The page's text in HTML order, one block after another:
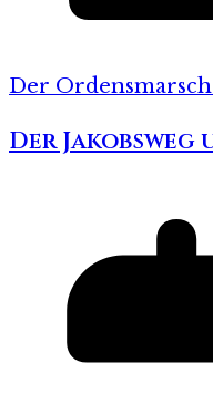
Der
Der Jakobsweg